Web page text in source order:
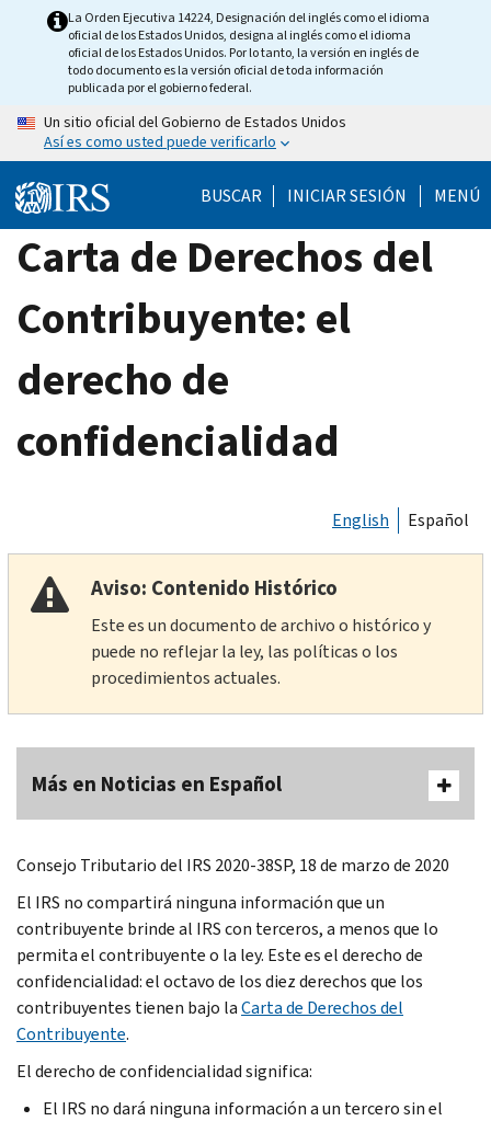
La Orden Ejecutiva 14224, Designación del inglés como el idioma
oficial de los Estados Unidos, designa al inglés como el idioma
oficial de los Estados Unidos. Por lo tanto, la versión en inglés de
todo documento es la versión oficial de toda información
publicada por el gobierno federal.
Un sitio oficial del Gobierno de Estados Unidos
Así es como usted puede verificarlo
BUSCAR INICIAR SESIÓN MENÚ
Carta de Derechos del
Contribuyente: el
derecho de
confidencialidad
English Español
Aviso: Contenido Histórico
Este es un documento de archivo o histórico y
puede no reflejar la ley, las políticas o los
procedimientos actuales.
Más en Noticias en Español
Consejo Tributario del IRS 2020-38SP, 18 de marzo de 2020
El IRS no compartirá ninguna información que un
contribuyente brinde al IRS con terceros, a menos que lo
permita el contribuyente o la ley. Este es el derecho de
confidencialidad: el octavo de los diez derechos que los
contribuyentes tienen bajo laCarta de Derechos del
Contribuyente.
El derecho de confidencialidad significa:
El IRS no dará ninguna información a un tercero sin el